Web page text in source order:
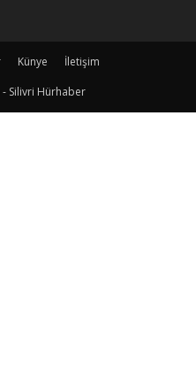
Künye
İletişim
Silivri Hürhaber